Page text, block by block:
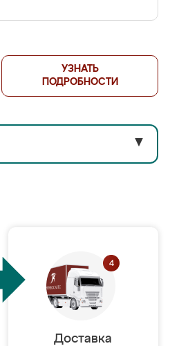
УЗНАТЬ
ПОДРОБНОСТИ
▼
Доставка